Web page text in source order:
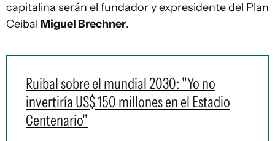
capitalina serán el fundador y expresidente del Plan
Ceibal Miguel Brechner.
Ruibal sobre el mundial 2030: "Yo no
invertiría US$ 150 millones en el Estadio
Centenario"